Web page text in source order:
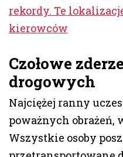
rekordy. Te
kierowców
Czołowe
drogowych
Najciężej ranny
poważnych obrażeń,
Wszystkie osoby